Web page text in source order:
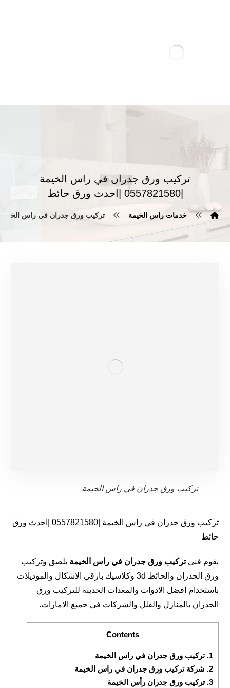
تركيب ورق جدران في راس الخيمة
|0557821580 |احدث ورق حائط
خدمات راس الخيمة تركيب ورق جدران في راس الخيمة |0557821580 |احدث ورق
تركيب ورق جدران في راس الخيمة
تركيب ورق جدران في راس الخيمة |0557821580 |احدث ورق
حائط
يقوم فنيتركيب ورق جدران في راس الخيمة بلصق وتركيب
ورق الجدران والحائط 3d وكلاسيك بارقي الاشكال والموديلات
باستخدام افضل الادوات والمعدات الحديثة للتركيب ورق
الجدران بالمنازل والفلل والشركات في جميع الامارات.
Contents
1. تركيب ورق جدران في راس الخيمة
2. شركة تركيب ورق جدران في راس الخيمة
3. تركيب ورق جدران رأس الخيمة